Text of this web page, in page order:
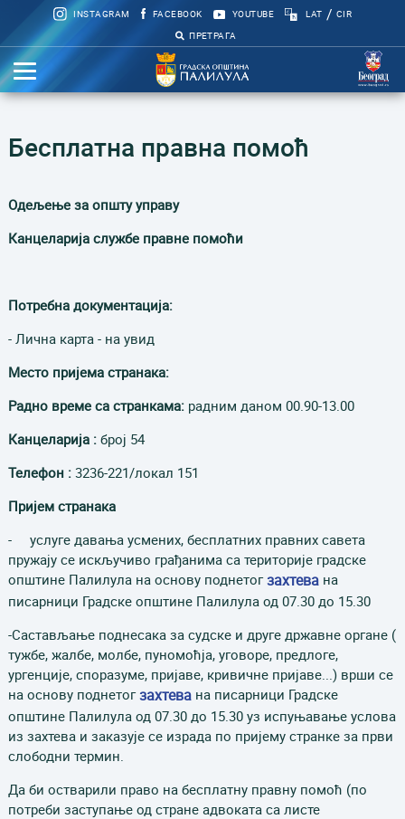
INSTAGRAM FACEBOOK YOUTUBE LAT / CIR
ПРЕТРАГА
Бесплатна правна помоћ
Одељење за општу управу
Канцеларија службе правне помоћи
Потребна документација:
- Лична карта - на увид
Место пријема странака:
Радно време са странкама:радним даном 00.90-13.00
Канцеларија :број 54
Телефон :3236-221/локал 151
Пријем странака
- услуге давања усмених, бесплатних правних савета
пружају се искључиво грађанима са територије градске
општине Палилула на основу поднетогзахтевана
писарници Градске општине Палилула од 07.30 до 15.30
-Састављање поднесака за судске и друге државне органе (
тужбе, жалбе, молбе, пуномоћја, уговоре, предлоге,
ургенције, споразуме, пријаве, кривичне пријаве...) врши се
на основу поднетог захтевана писарници Градске
општине Палилула од 07.30 до 15.30 уз испуњавање услова
из захтева и заказује се израда по пријему странке за први
слободни термин.
Да би остварили право на бесплатну правну помоћ (по
потреби заступање од стране адвоката са листе